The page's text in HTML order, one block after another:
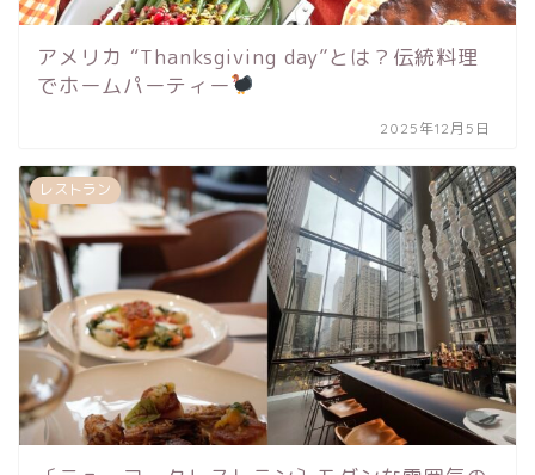
アメリカ “Thanksgiving day”とは？伝統料理
でホームパーティー
2025年12月5日
レストラン